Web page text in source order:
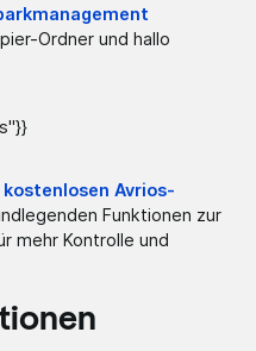
Ordner und hallo
kostenlosen Avrios-
Funktionen zur
mehr Kontrolle und